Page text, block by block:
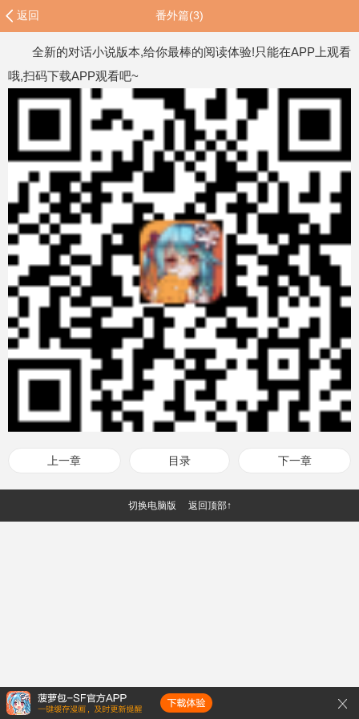
返回 番外篇(3)
全新的对话小说版本,给你最棒的阅读体验!只能在APP上观看
哦,扫码下载APP观看吧~
上一章 目录 下一章
切换电脑版 返回顶部↑